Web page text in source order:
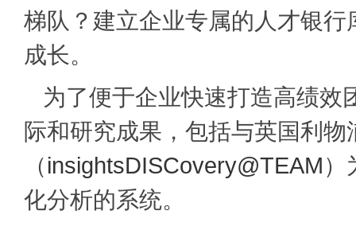
梯队？建立企业专属的人才银
成长。
为了便于企业快速打造高绩效
际和研究成果，包括与英国利
（insightsDISCovery@TEAM）
化分析的系统。